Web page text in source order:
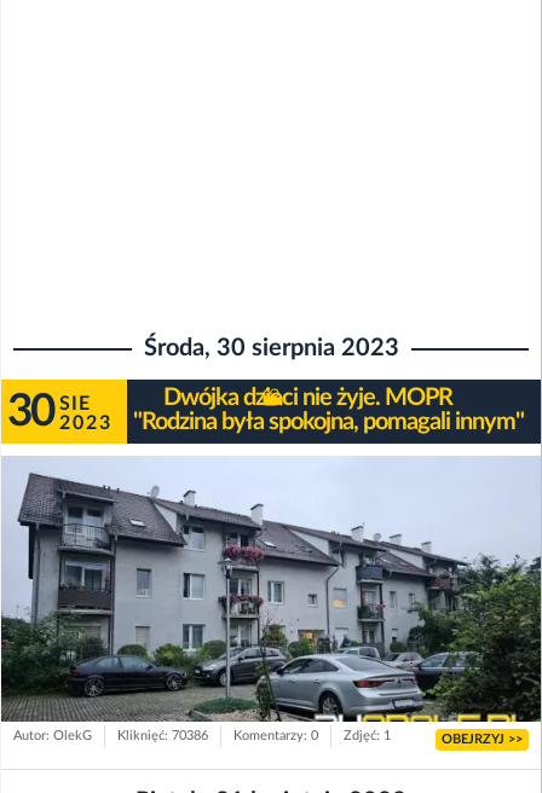
Środa, 30 sierpnia 2023
30 SIE
2023
Dwójka dzieci nie żyje. MOPR
"Rodzina była spokojna, pomagali innym"
Autor: OlekG Kliknięć: 70386 Komentarzy: 0 Zdjęć: 1 OBEJRZYJ >>